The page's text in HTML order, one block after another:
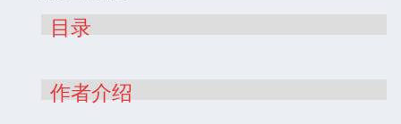
目录
作者介绍